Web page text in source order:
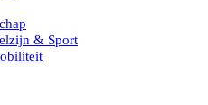
& Sport